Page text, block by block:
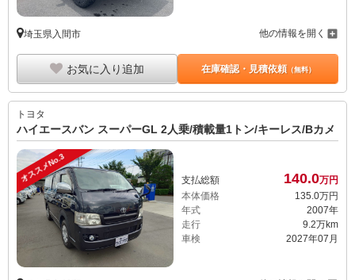
埼玉県入間市 他の情報を開く
お気に入り追加 在庫確認・見積依頼（無料）
トヨタ
ハイエースバン スーパーGL 2人乗/積載量1トン/キーレス/Bカメ
オススメNo.3 支払総額 140.0万円
本体価格
135.0万円
年式
2007年
走行
9.2万km
車検
2027年07月